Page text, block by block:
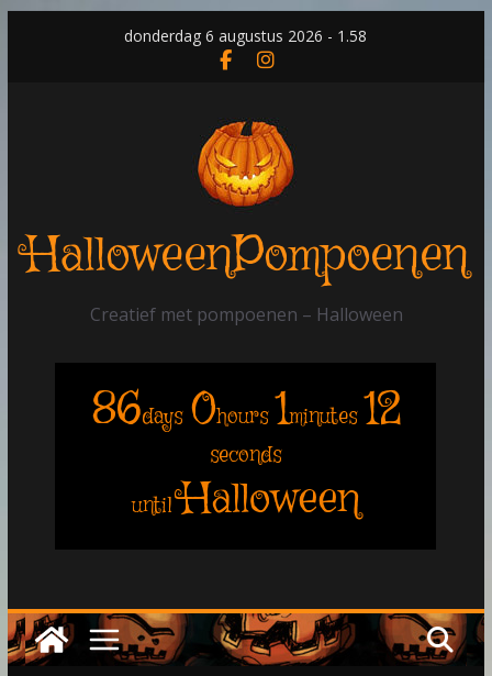
donderdag 6 augustus 2026 - 1.58
HalloweenPompoenen
Creatief met pompoenen – Halloween
86days 0hours 1minutes 12
seconds
until Halloween